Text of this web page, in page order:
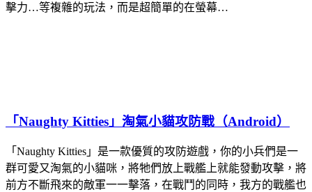
擊力…等複雜的玩法，而是超簡單的在螢幕…
「Naughty Kitties」淘氣小貓攻防戰（Android）
「Naughty Kitties」是一款優質的攻防遊戲，你的小兵們是一
群可愛又淘氣的小貓咪，將牠們放上戰艦上就能發動攻擊，將
前方不斷飛來的敵軍一一擊落，在戰鬥的同時，我方的戰艦也